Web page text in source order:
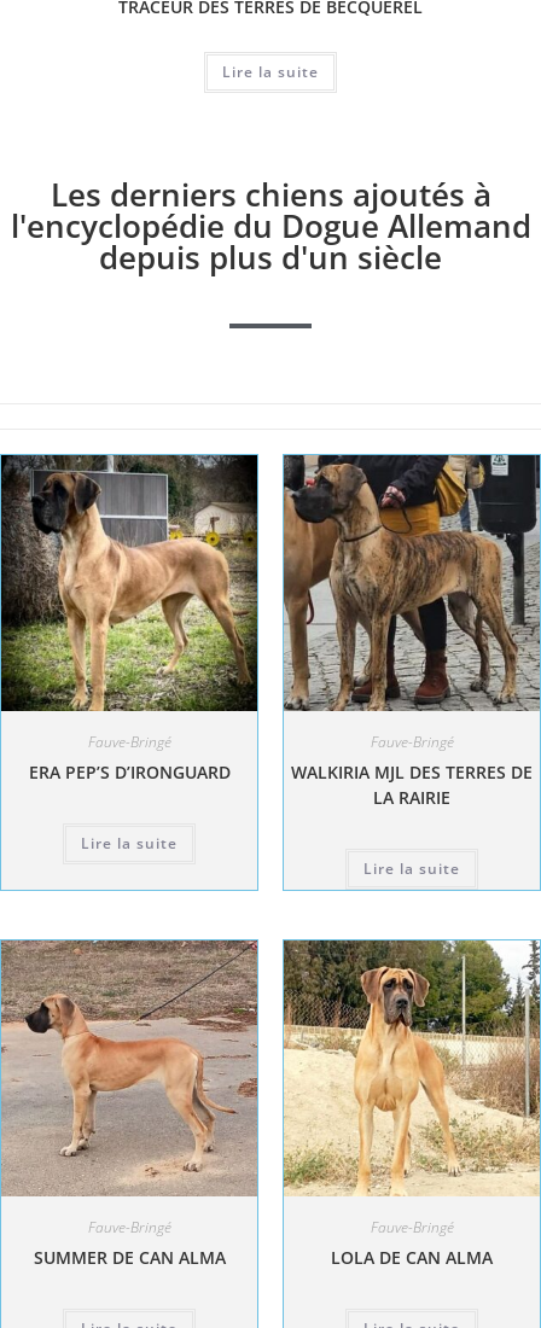
TRACEUR DES TERRES DE BECQUEREL
Lire la suite
Les derniers chiens ajoutés à
l'encyclopédie du Dogue Allemand
depuis plus d'un siècle
Fauve-Bringé
ERA PEP’S D’IRONGUARD
Lire la suite
Fauve-Bringé
WALKIRIA MJL DES TERRES DE
LA RAIRIE
Lire la suite
Fauve-Bringé
SUMMER DE CAN ALMA
Fauve-Bringé
LOLA DE CAN ALMA